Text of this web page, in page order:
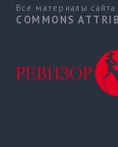
Все материалы
COMMONS